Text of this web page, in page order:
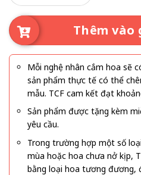
650.000₫.
Thêm vào
Mỗi nghệ nhân cắm hoa sẽ
sản phẩm thực tế có thể
mẫu. TCF cam kết đạt
Sản phẩm được tặng kèm
yêu cầu.
Trong trường hợp một số
mùa hoặc hoa chưa nở kịp,
bằng loại hoa tương đương,